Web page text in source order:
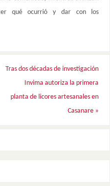
qué ocurrió y dar con los
Tras dos décadas de investigación
Invima autoriza la primera
planta de licores artesanales en
Casanare »